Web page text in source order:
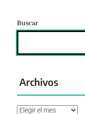
Buscar
Archivos
Archivos